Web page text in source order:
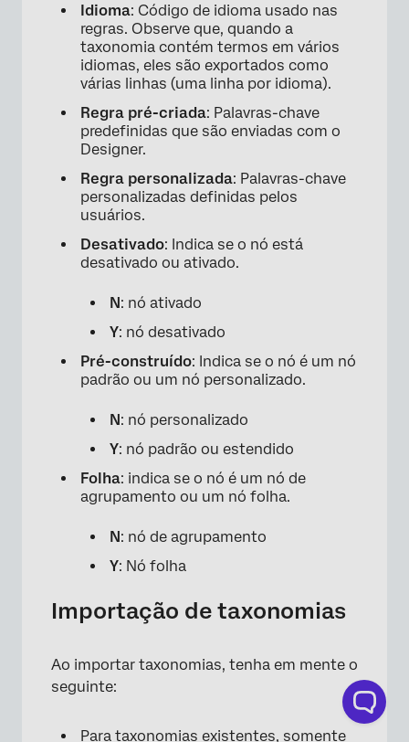
Idioma: Código de idioma usado nas
regras. Observe que, quando a
taxonomia contém termos em vários
idiomas, eles são exportados como
várias linhas (uma linha por idioma).
Regra pré-criada: Palavras-chave
predefinidas que são enviadas com o
Designer.
Regra personalizada: Palavras-chave
personalizadas definidas pelos
usuários.
Desativado: Indica se o nó está
desativado ou ativado.
N: nó ativado
Y: nó desativado
Pré-construído: Indica se o nó é um nó
padrão ou um nó personalizado.
N: nó personalizado
Y: nó padrão ou estendido
Folha: indica se o nó é um nó de
agrupamento ou um nó folha.
N: nó de agrupamento
Y: Nó folha
Importação de taxonomias
Ao importar taxonomias, tenha em mente o
seguinte:
Para taxonomias existentes, somente